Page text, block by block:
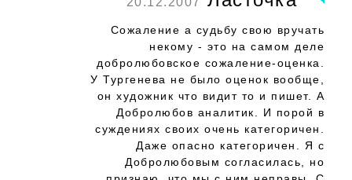
Сожаление а судьбу свою вручать
некому - это на самом деле
добролюбовское сожаление-оценка.
У Тургенева не было оценок вообще,
он художник что видит то и пишет. А
Добролюбов аналитик. И порой в
суждениях своих очень категоричен.
Даже опасно категоричен. Я с
Добролюбовым согласилась, но